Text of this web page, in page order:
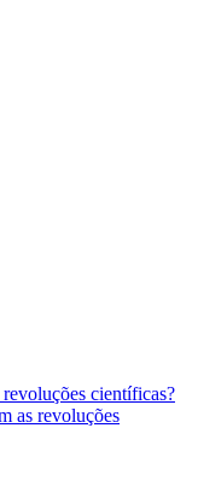
científicas?
as revoluções